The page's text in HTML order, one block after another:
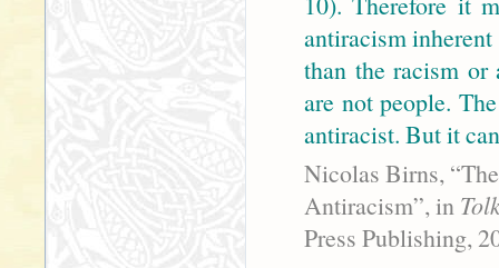
antiracism
than the racism or
are not people.
antiracist. But it
Nicolas Birns,
Antiracism”, in
Press Publishing,